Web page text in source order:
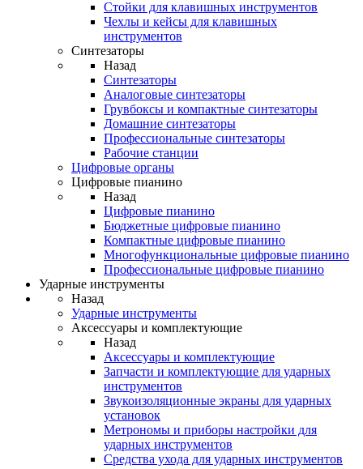
Стойки для клавишных инструментов
Чехлы и кейсы для клавишных
инструментов
Синтезаторы
Назад
Синтезаторы
Аналоговые синтезаторы
Грувбоксы и компактные синтезаторы
Домашние синтезаторы
Профессиональные синтезаторы
Рабочие станции
Цифровые органы
Цифровые пианино
Назад
Цифровые пианино
Бюджетные цифровые пианино
Компактные цифровые пианино
Многофункциональные цифровые пианино
Профессиональные цифровые пианино
Ударные инструменты
Назад
Ударные инструменты
Аксессуары и комплектующие
Назад
Аксессуары и комплектующие
Запчасти и комплектующие для ударных
инструментов
Звукоизоляционные экраны для ударных
установок
Метрономы и приборы настройки для
ударных инструментов
Средства ухода для ударных инструментов